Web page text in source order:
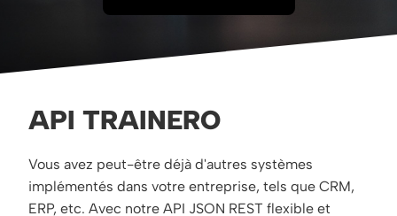
API TRAINERO
Vous avez peut-être déjà d'autres systèmes
implémentés dans votre entreprise, tels que CRM,
ERP, etc. Avec notre API JSON REST flexible et